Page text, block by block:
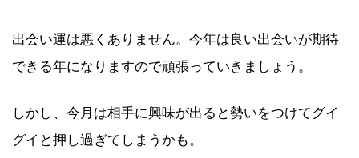
出会い運は悪くありません。今年は良い出会いが期待
できる年になりますので頑張っていきましょう。
しかし、今月は相手に興味が出ると勢いをつけてグイ
グイと押し過ぎてしまうかも。